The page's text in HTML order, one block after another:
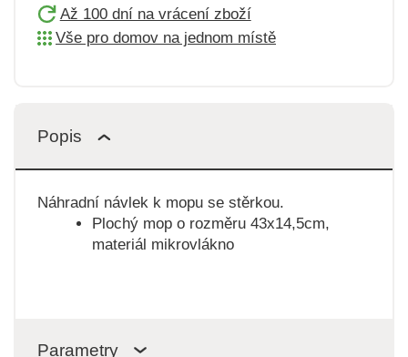
Až 100 dní na vrácení zboží
Vše pro domov na jednom místě
Popis
Náhradní návlek k mopu se stěrkou.
Plochý mop o rozměru 43x14,5cm,
materiál mikrovlákno
Parametry